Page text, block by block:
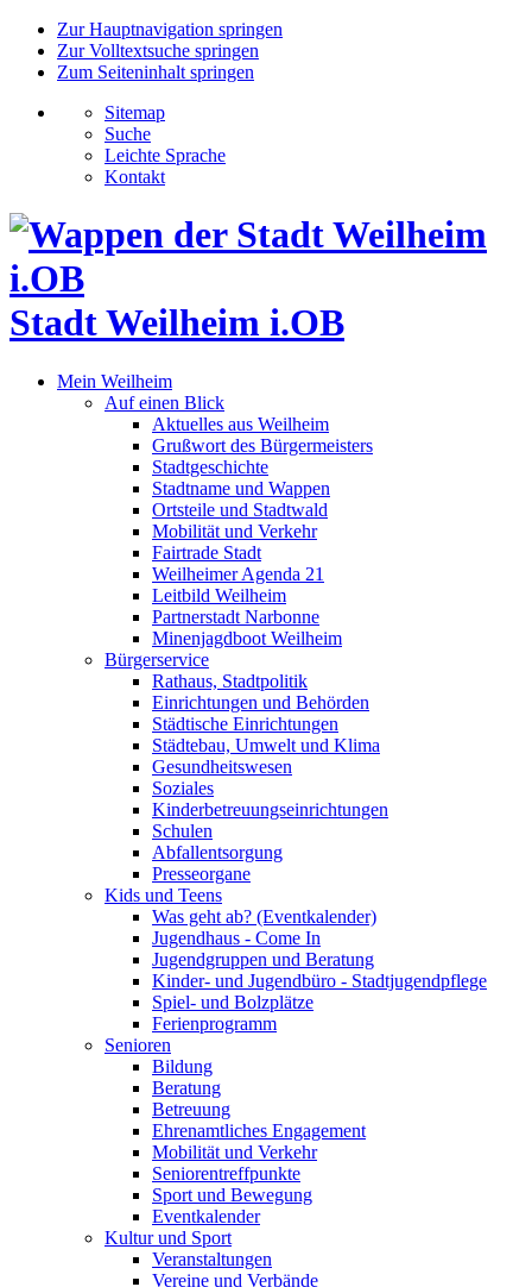
Zur Hauptnavigation springen
Zur Volltextsuche springen
Zum Seiteninhalt springen
Sitemap
Suche
Leichte Sprache
Kontakt
Stadt Weilheim i.OB
Mein Weilheim
Auf einen Blick
Aktuelles aus Weilheim
Grußwort des Bürgermeisters
Stadtgeschichte
Stadtname und Wappen
Ortsteile und Stadtwald
Mobilität und Verkehr
Fairtrade Stadt
Weilheimer Agenda 21
Leitbild Weilheim
Partnerstadt Narbonne
Minenjagdboot Weilheim
Bürgerservice
Rathaus, Stadtpolitik
Einrichtungen und Behörden
Städtische Einrichtungen
Städtebau, Umwelt und Klima
Gesundheitswesen
Soziales
Kinderbetreuungseinrichtungen
Schulen
Abfallentsorgung
Presseorgane
Kids und Teens
Was geht ab? (Eventkalender)
Jugendhaus - Come In
Jugendgruppen und Beratung
Kinder- und Jugendbüro - Stadtjugendpflege
Spiel- und Bolzplätze
Ferienprogramm
Senioren
Bildung
Beratung
Betreuung
Ehrenamtliches Engagement
Mobilität und Verkehr
Seniorentreffpunkte
Sport und Bewegung
Eventkalender
Kultur und Sport
Veranstaltungen
Vereine und Verbände